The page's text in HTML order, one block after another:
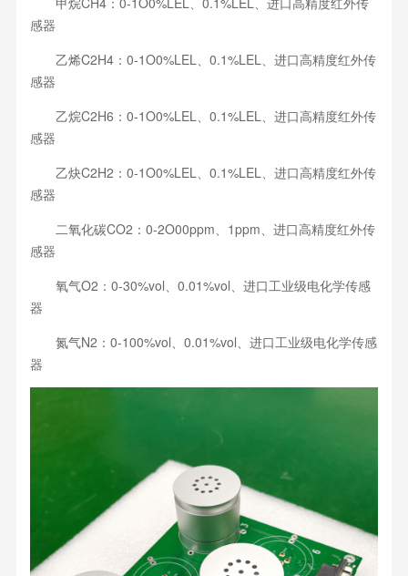
感器
乙烯C2H4：0-1O0%LEL、0.1%LEL、进口高精度红外传
感器
乙烷C2H6：0-1O0%LEL、0.1%LEL、进口高精度红外传
感器
乙炔C2H2：0-1O0%LEL、0.1%LEL、进口高精度红外传
感器
二氧化碳CO2：0-2O00ppm、1ppm、进口高精度红外传
感器
氧气O2：0-30%vol、0.01%vol、进口工业级电化学传感
器
氮气N2：0-100%vol、0.01%vol、进口工业级电化学传感
器